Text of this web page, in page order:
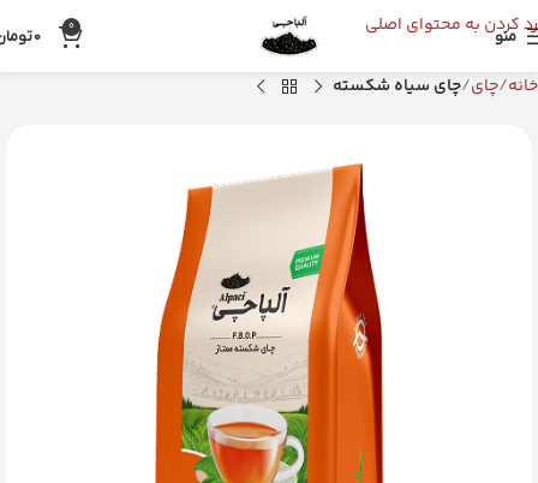
رد کردن به محتوای اصلی
منو 0
0
خانه چای چای سیاه شکسته